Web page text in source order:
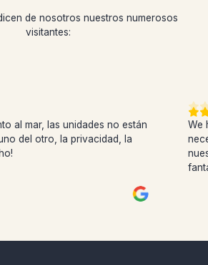
de nosotros nuestros numerosos
visitantes:
al mar, las unidades no están
del otro, la privacidad, la
We